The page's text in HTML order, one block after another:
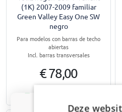
(1K) 2007-2009 familiar
Green Valley Easy One SW
negro
Para modelos con barras de techo
abiertas
Incl. barras transversales
€ 78,00
Deze